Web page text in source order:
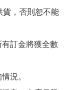
貨，否則恕不能
訂金將獲全數
況。